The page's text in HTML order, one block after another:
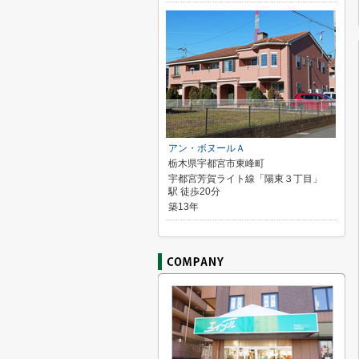
アン・ボヌールＡ
栃木県宇都宮市東峰町
宇都宮芳賀ライト線「陽東３丁目」
駅 徒歩20分
築13年